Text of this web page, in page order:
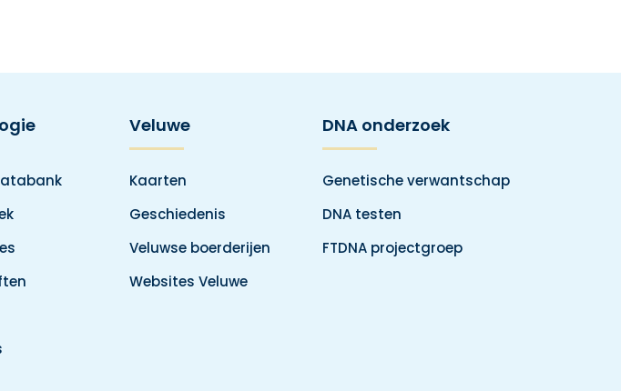
Veluwe
Kaarten
Geschiedenis
Veluwse boerderijen
Websites Veluwe
DNA onderzoek
Genetische verwantschap
DNA testen
FTDNA projectgroep